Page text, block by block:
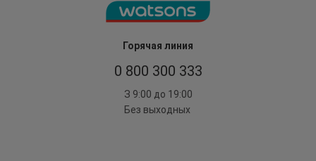
Горячая линия
0 800 300 333
З 9:00 до 19:00
Без выходных